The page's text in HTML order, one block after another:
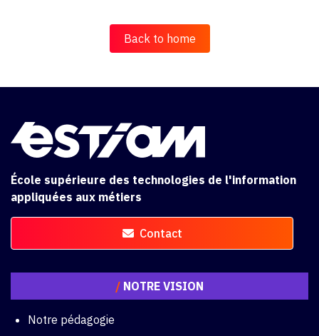
Back to home
École supérieure des technologies de l'information
appliquées aux métiers
Contact
/ NOTRE VISION
Notre pédagogie